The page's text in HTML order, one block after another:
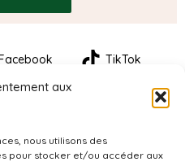
aux
nous utilisons des
pour stocker et/ou accéder aux
TikTok